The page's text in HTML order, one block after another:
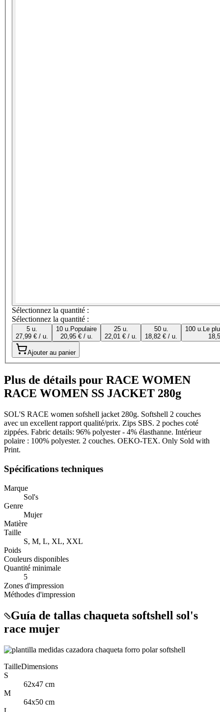
Sélectionnez la quantité :
Sélectionnez la quantité :
5 u.
27,99 € / u.
10 u. Populaire
20,95 € / u.
25 u.
22,01 € / u.
50 u.
18,82 € / u.
100 u. Le
Ajouter au panier
Plus de détails pour RACE WOMEN
RACE WOMEN SS JACKET 280g
SOL'S RACE women sofshell jacket 280g. Softshell 2 couches
avec un excellent rapport qualité/prix. Zips SBS. 2 poches coté
zippées. Fabric details: 96% polyester - 4% élasthanne. Intérieur
polaire : 100% polyester. 2 couches. OEKO-TEX. Only Sold with
Print.
Spécifications techniques
Marque
Sol's
Genre
Mujer
Matière
Taille
S, M, L, XL, XXL
Poids
Couleurs disponibles
Quantité minimale
5
Zones d'impression
Méthodes d'impression
Guía de tallas chaqueta softshell sol's
race mujer
TailleDimensions
S
62x47 cm
M
64x50 cm